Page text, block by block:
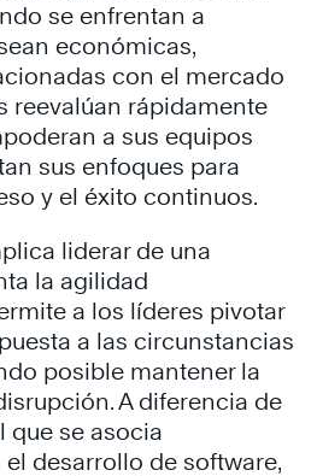
se enfrentan a
económicas,
con el mercado
reevalúan rápidamente
a sus equipos
sus enfoques para
y el éxito continuos.
liderar de una
la agilidad
a los líderes pivotar
a las circunstancias
posible mantener la
A diferencia de
que se asocia
desarrollo de software,